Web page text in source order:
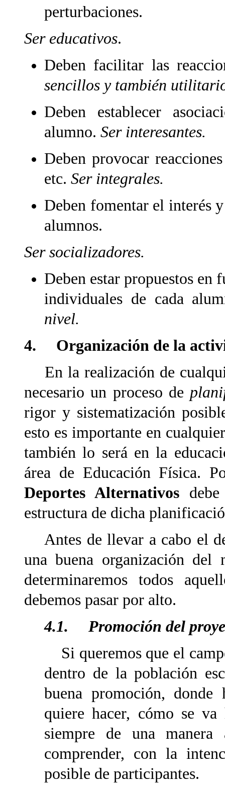
perturba­ciones.
Ser educativos.
Deben facilitar las
sencillos y también
Deben establecer
alumno. Ser interesantes.
Deben provocar
etc. Ser integrales.
Deben fomentar el interés
alumnos.
Ser socializadores.
Deben estar propuestos en
individuales de cada
nivel.
4. Organización de la
En la realización de
necesario un proceso de
rigor y sistematización
esto es importante en
también lo será en la
área de Educación Física.
Deportes Alternativos
estructura de dicha
Antes de llevar a cabo el
una buena organización del
determinaremos todos
debemos pasar por alto.
4.1. Promoción del
Si queremos que el
dentro de la población
buena promoción, donde
quiere hacer, cómo se
siempre de una
comprender, con la
posible de participantes.